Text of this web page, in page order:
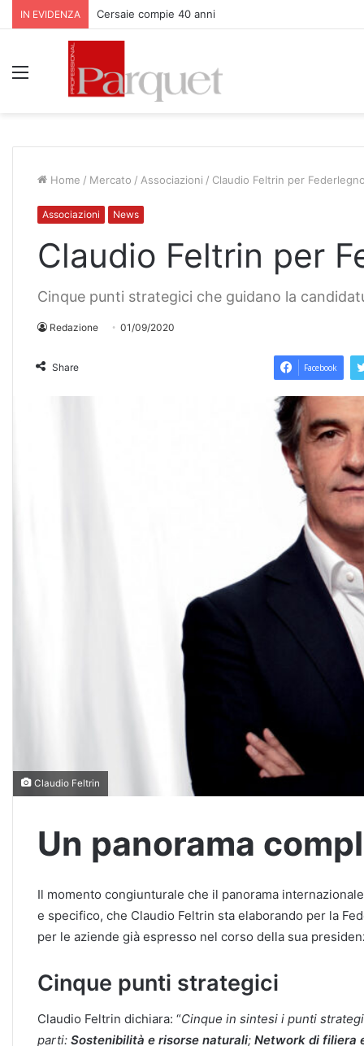
IN EVIDENZA Cersaie compie 40 anni
Home / Mercato / Associazioni / Claudio Feltrin per
Associazioni News
Claudio Feltrin per
Cinque punti strategici che guidano la
Redazione 01/09/2020
Share Facebook
Claudio Feltrin
Un panorama
Il momento congiunturale che il panorama
e specifico, che Claudio Feltrin sta elaborando per la
per le aziende già espresso nel corso della sua
Cinque punti strategici
Claudio Feltrin dichiara: “Cinque in sintesi i punti
parti: Sostenibilità e risorse naturali; Network di filiera